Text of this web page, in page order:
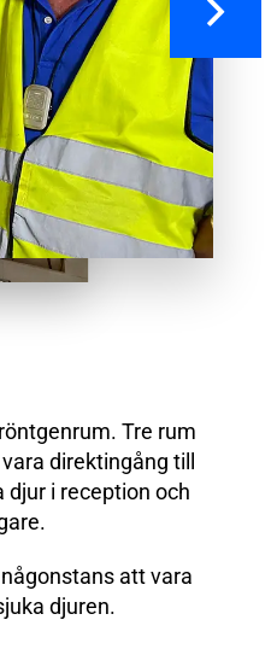
Tre rum
direktingång till
i reception och
att vara
djuren.